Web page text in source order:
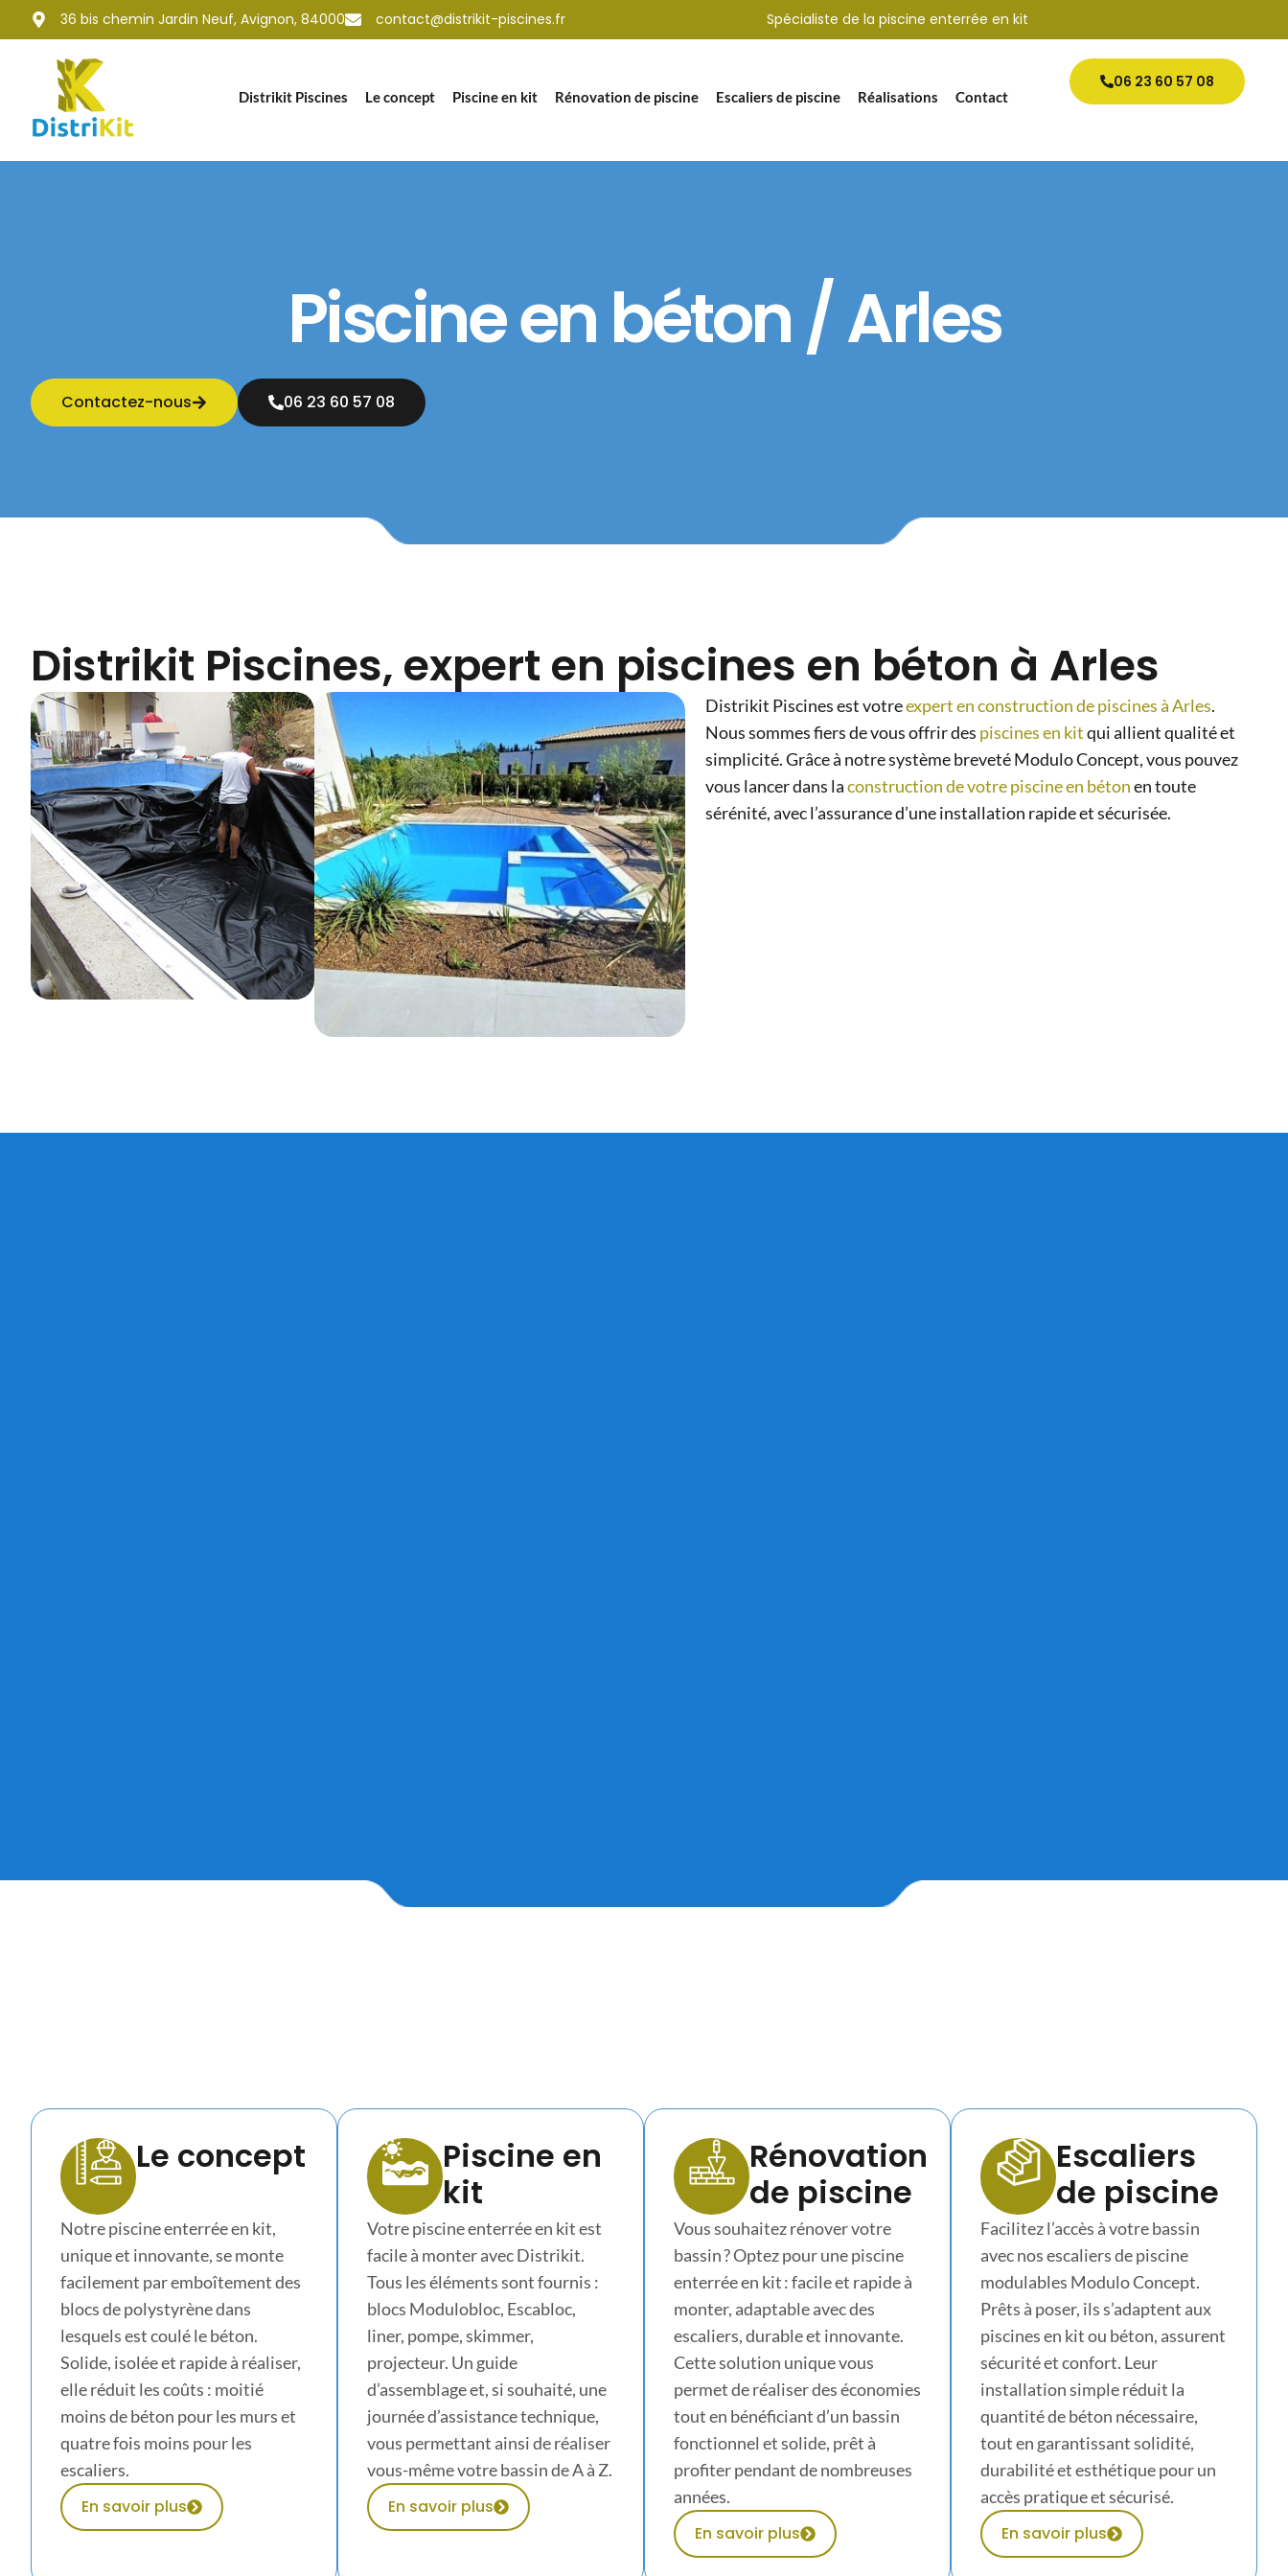
principal36 bis chemin Jardin Neuf, Avignon, 84000 contact@distrikit-piscines.fr Spécialiste de la piscine enterrée en kit
Distrikit Piscines Le concept Piscine en kit Rénovation de piscine Escaliers de piscine Réalisations Contact
06 23 60 57 08
Piscine en béton / Arles
Contactez-nous 06 23 60 57 08
Distrikit Piscines, expert en piscines en béton à Arles
Distrikit Piscines est votreexpert en construction de piscines à Arles.
Nous sommes fiers de vous offrir des piscines en kitqui allient qualité et
simplicité. Grâce à notre système breveté Modulo Concept, vous pouvez
vous lancer dans laconstruction de votre piscine en bétonen toute
sérénité, avec l’assurance d’une installation rapide et sécurisée.
Le concept
Notre piscine enterrée en kit,
unique et innovante, se monte
facilement par emboîtement des
blocs de polystyrène dans
lesquels est coulé le béton.
Solide, isolée et rapide à réaliser,
elle réduit les coûts : moitié
moins de béton pour les murs et
quatre fois moins pour les
escaliers.
En savoir plus
Piscine en
kit
Votre piscine enterrée en kit est
facile à monter avec Distrikit.
Tous les éléments sont fournis :
blocs Modulobloc, Escabloc,
liner, pompe, skimmer,
projecteur. Un guide
d’assemblage et, si souhaité, une
journée d’assistance technique,
vous permettant ainsi de réaliser
vous-même votre bassin de A à Z.
En savoir plus
Rénovation
de piscine
Vous souhaitez rénover votre
bassin ? Optez pour une piscine
enterrée en kit : facile et rapide à
monter, adaptable avec des
escaliers, durable et innovante.
Cette solution unique vous
permet de réaliser des économies
tout en bénéficiant d’un bassin
fonctionnel et solide, prêt à
profiter pendant de nombreuses
années.
En savoir plus
Escaliers
de piscine
Facilitez l’accès à votre bassin
avec nos escaliers de piscine
modulables Modulo Concept.
Prêts à poser, ils s’adaptent aux
piscines en kit ou béton, assurent
sécurité et confort. Leur
installation simple réduit la
quantité de béton nécessaire,
tout en garantissant solidité,
durabilité et esthétique pour un
accès pratique et sécurisé.
En savoir plus